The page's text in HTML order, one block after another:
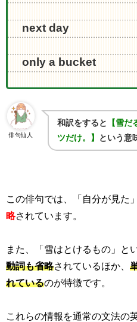
next day
only a bucket
俳句仙人
和訳をすると
【雪
ツだけ。】
という意
この俳句では、「自分が見た
略されています。
また、「雪はとけるもの」と
動詞も省略されているほか、
れているのが特徴です。
これらの情報を通常の文法の